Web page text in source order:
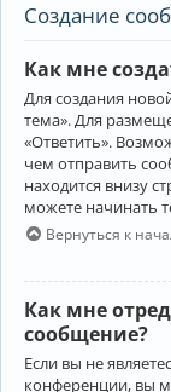
Создание
Как мне
Для создания
тема». Для
«Ответить».
чем отправить
находится внизу
можете начинать
Вернуться к
Как мне
сообщение?
Если вы не
конференции, вы